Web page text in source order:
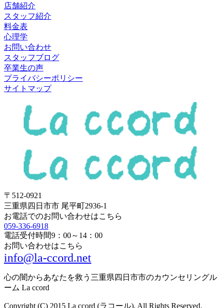
店舗紹介
スタッフ紹介
料金表
心理学
お問い合わせ
スタッフブログ
卒業生の声
プライバシーポリシー
サイトマップ
〒512-0921
三重県四日市市 尾平町2936-1
お電話でのお問い合わせはこちら
059-336-6918
電話受付時間9：00～14：00
お問い合わせはこちら
info@la-ccord.net
心の闇からあなたを救う三重県四日市市のカウンセリングル
ーム La ccord
Copyright (C) 2015 La ccord (ラコール). All Rights Reserved.